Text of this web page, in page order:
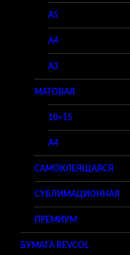
A5
A4
A3
МАТОВАЯ
10×15
A4
САМОКЛЕЯЩАЯСЯ
СУБЛИМАЦИОННАЯ
ПРЕМИУМ
БУМАГА REVCOL